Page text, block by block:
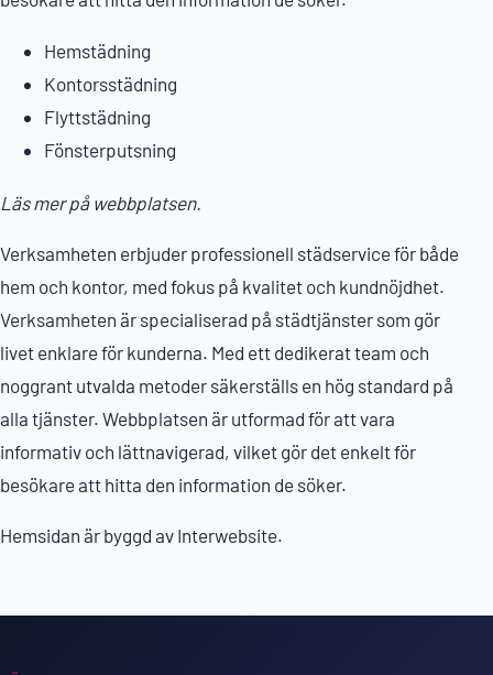
Hemstädning
Kontorsstädning
Flyttstädning
Fönsterputsning
Läs mer på webbplatsen.
Verksamheten erbjuder professionell städservice för både
hem och kontor, med fokus på kvalitet och kundnöjdhet.
Verksamheten är specialiserad på städtjänster som gör
livet enklare för kunderna. Med ett dedikerat team och
noggrant utvalda metoder säkerställs en hög standard på
alla tjänster. Webbplatsen är utformad för att vara
informativ och lättnavigerad, vilket gör det enkelt för
besökare att hitta den information de söker.
Hemsidan är byggd av Interwebsite.